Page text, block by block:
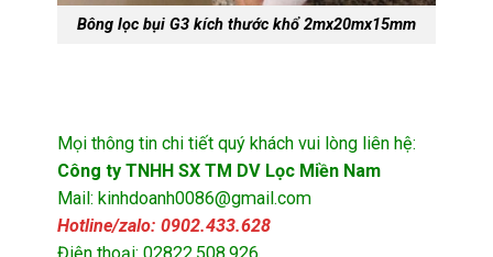
Bông lọc bụi G3 kích thước khổ 2mx20mx15mm
Mọi thông tin chi tiết quý khách vui lòng liên hệ:
Công ty TNHH SX TM DV Lọc Miền Nam
Mail: kinhdoanh0086@gmail.com
Hotline/zalo: 0902.433.628